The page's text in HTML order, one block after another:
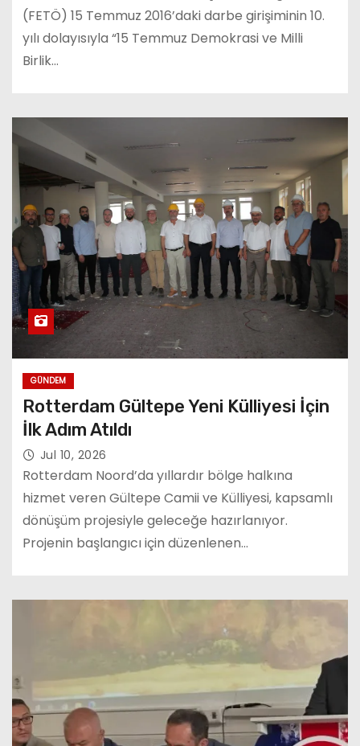
(FETÖ) 15 Temmuz 2016’daki darbe girişiminin 10.
yılı dolayısıyla “15 Temmuz Demokrasi ve Milli
Birlik…
GÜNDEM
Rotterdam Gültepe Yeni Külliyesi İçin
İlk Adım Atıldı
Jul 10, 2026
Rotterdam Noord’da yıllardır bölge halkına
hizmet veren Gültepe Camii ve Külliyesi, kapsamlı
dönüşüm projesiyle geleceğe hazırlanıyor.
Projenin başlangıcı için düzenlenen…